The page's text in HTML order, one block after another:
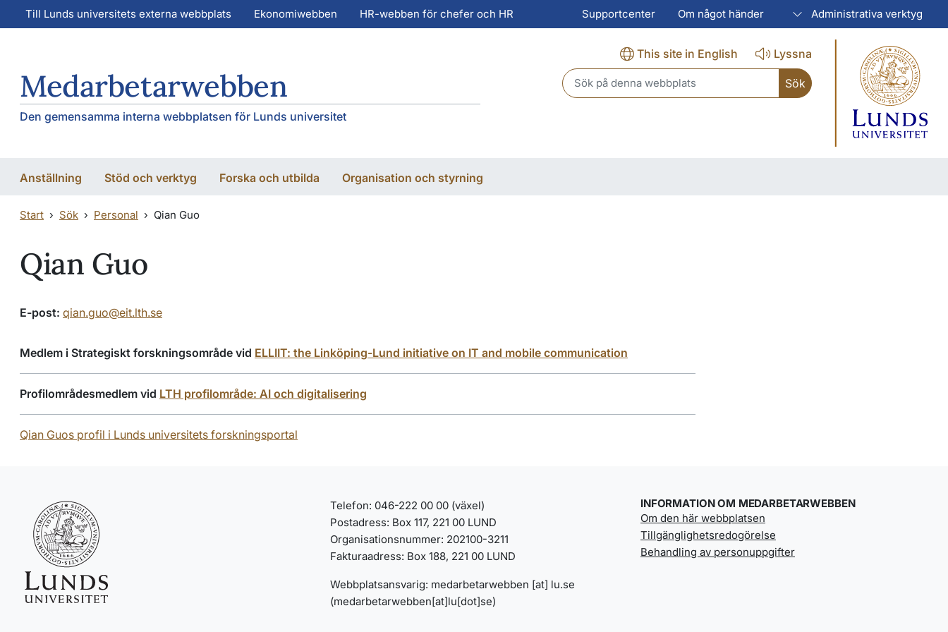
Hoppa till huvudinnehåll
Hoppa till huvudinnehåll
Till Lunds universitets externa webbplats Ekonomiwebben HR-webben för chefer och HR Supportcenter Om något händer Administrativa verktyg
Medarbetarwebben
Den gemensamma interna webbplatsen för Lunds universitet
This site in English
Lyssna
Header search
Anställning Stöd och verktyg Forska och utbilda Organisation och styrning
Start Sök Personal Qian Guo
Qian Guo
E-post: qian.guo@eit.lth.se
Medlem i Strategiskt forskningsområde vid ELLIIT: the Linköping-Lund initiative on IT and mobile communication
Profilområdesmedlem vid LTH profilområde: AI och digitalisering
Qian Guos profil i Lunds universitets forskningsportal
Telefon: 046-222 00 00 (växel)
Postadress: Box 117, 221 00 LUND
Organisationsnummer: 202100-3211
Fakturaadress: Box 188, 221 00 LUND
Webbplatsansvarig: medarbetarwebben [at] lu.se
(medarbetarwebben[at]lu[dot]se)
INFORMATION OM MEDARBETARWEBBEN
Om den här webbplatsen
Tillgänglighetsredogörelse
Behandling av personuppgifter